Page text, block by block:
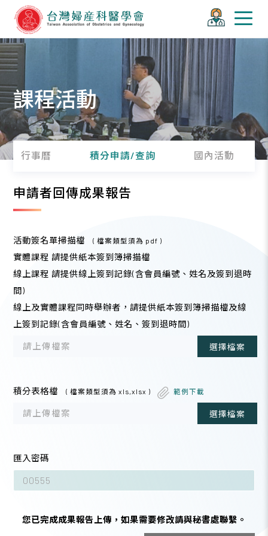
課程活動
行事曆 積分申請/查詢 國內活動
申請者回傳成果報告
活動簽名單掃描檔 ( 檔案類型須為 pdf )
實體課程 請提供紙本簽到簿掃描檔
線上課程 請提供線上簽到記錄(含會員編號、姓名及簽到退時
間)
線上及實體課程同時舉辦者，請提供紙本簽到簿掃描檔及線
上簽到記錄(含會員編號、姓名、簽到退時間)
請上傳檔案 選擇檔案
積分表格檔 ( 檔案類型須為 xls,xlsx ) 範例下載
請上傳檔案 選擇檔案
匯入密碼
您已完成成果報告上傳，如果需要修改請與秘書處聯繫。